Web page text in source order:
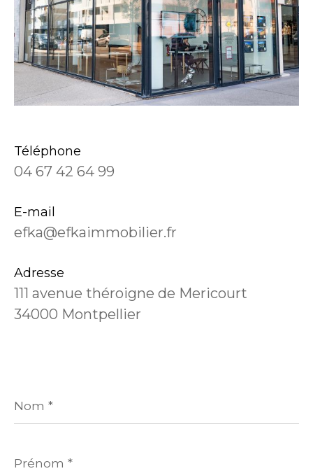
Téléphone
04 67 42 64 99
E-mail
efka@efkaimmobilier.fr
Adresse
111 avenue théroigne de Mericourt
34000 Montpellier
*
*